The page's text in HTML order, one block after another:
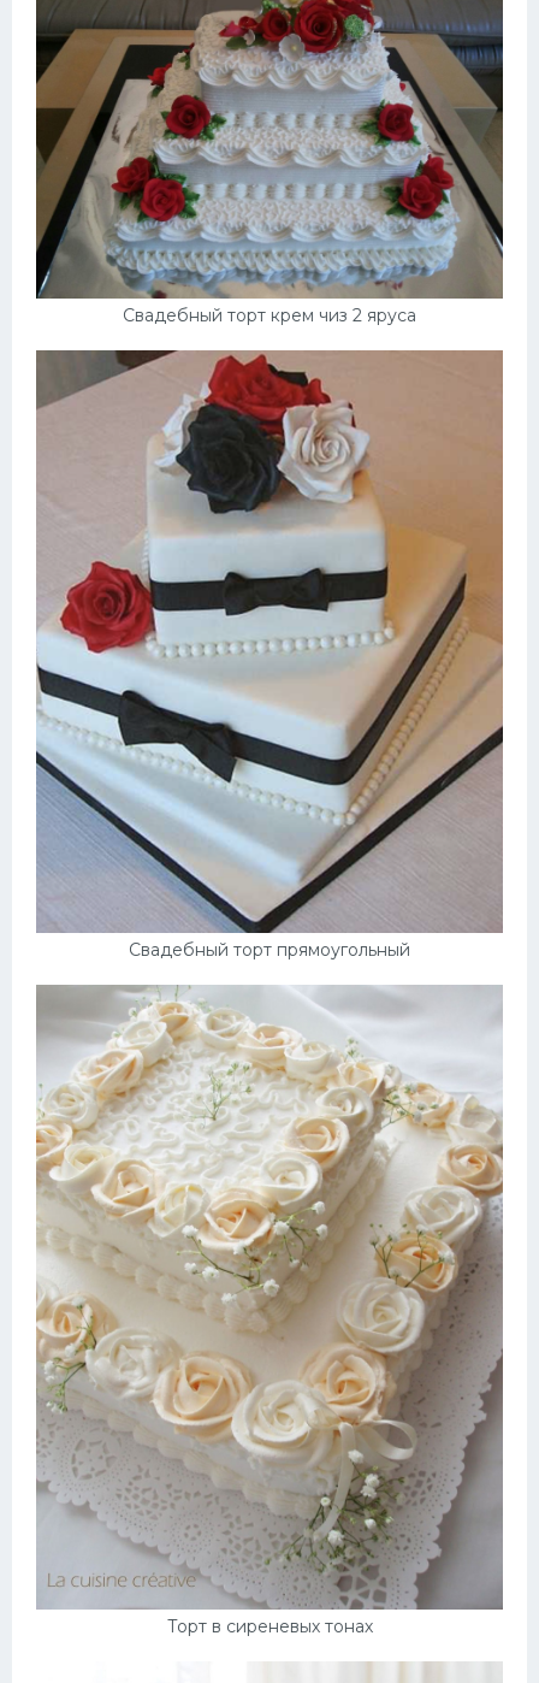
Свадебный торт крем чиз 2 яруса
Свадебный торт прямоугольный
Торт в сиреневых тонах